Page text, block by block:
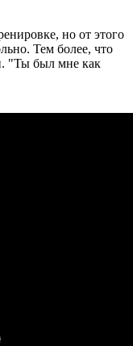
но от этого
Тем более, что
"Ты был мне как